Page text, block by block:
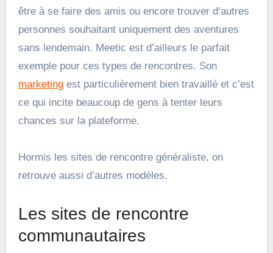
être à se faire des amis ou encore trouver d’autres
personnes souhaitant uniquement des aventures
sans lendemain. Meetic est d’ailleurs le parfait
exemple pour ces types de rencontres. Son
marketingest particulièrement bien travaillé et c’est
ce qui incite beaucoup de gens à tenter leurs
chances sur la plateforme.
Hormis les sites de rencontre généraliste, on
retrouve aussi d’autres modèles.
Les sites de rencontre
communautaires